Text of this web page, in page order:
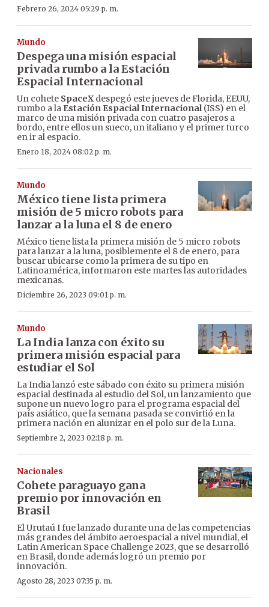
Febrero 26, 2024 05:29 p. m.
Mundo
Despega una misión espacial
privada rumbo a la Estación
Espacial Internacional
Un cohete SpaceX despegó este jueves de Florida, EEUU,
rumbo a la Estación Espacial Internacional(ISS) en el
marco de una misión privada con cuatro pasajeros a
bordo, entre ellos un sueco, un italiano y el primer turco
en ir al espacio.
Enero 18, 2024 08:02 p. m.
Mundo
México tiene lista primera
misión de 5 micro robots para
lanzar a la luna el 8 de enero
México tiene lista la primera misión de 5 micro robots
para lanzar a la luna, posiblemente el 8 de enero, para
buscar ubicarse como la primera de su tipo en
Latinoamérica, informaron este martes las autoridades
mexicanas.
Diciembre 26, 2023 09:01 p. m.
Mundo
La India lanza con éxito su
primera misión espacial para
estudiar el Sol
La India lanzó este sábado con éxito su primera misión
espacial destinada al estudio del Sol, un lanzamiento que
supone un nuevo logro para el programa espacial del
país asiático, que la semana pasada se convirtió en la
primera nación en alunizar en el polo sur de la Luna.
Septiembre 2, 2023 02:18 p. m.
Nacionales
Cohete paraguayo gana
premio por innovación en
Brasil
El Urutaú I fue lanzado durante una de las competencias
más grandes del ámbito aeroespacial a nivel mundial, el
Latin American Space Challenge 2023, que se desarrolló
en Brasil, donde además logró un premio por
innovación.
Agosto 28, 2023 07:35 p. m.